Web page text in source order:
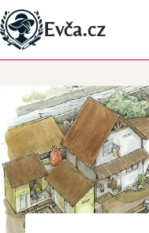
Přeskočit
na
obsah
Evča.cz